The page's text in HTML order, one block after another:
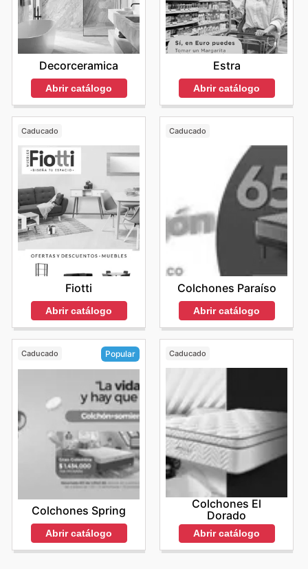
Decorceramica
Abrir catálogo
Estra
Abrir catálogo
Caducado
Fiotti
Abrir catálogo
Caducado
Colchones Paraíso
Abrir catálogo
Caducado Popular
Colchones Spring
Abrir catálogo
Caducado
Colchones El
Dorado
Abrir catálogo